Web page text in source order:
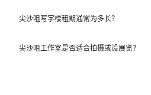
尖沙咀写字楼租期通常为多长？
尖沙咀工作室是否适合拍摄或设展览？